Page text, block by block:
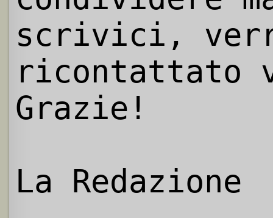
scrivici,
ricontattato
Grazie!
La Redazione